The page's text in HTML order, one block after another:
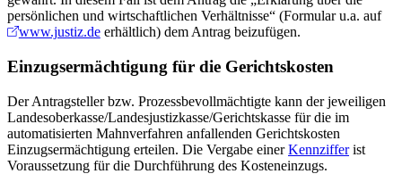
persönlichen und wirtschaftlichen Verhältnisse“ (Formular u.a. auf
www.justiz.deerhältlich) dem Antrag beizufügen.
Einzugsermächtigung für die Gerichtskosten
Der Antragsteller bzw. Prozessbevollmächtigte kann der jeweiligen
Landesoberkasse/Landesjustizkasse/Gerichtskasse für die im
automatisierten Mahnverfahren anfallenden Gerichtskosten
Einzugsermächtigung erteilen. Die Vergabe einerKennzifferist
Voraussetzung für die Durchführung des Kosteneinzugs.